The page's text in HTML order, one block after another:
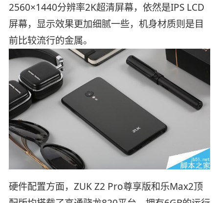
2560×1440分辨率2K超清屏幕，依然是IPS LCD
屏幕，显示效果更加细腻一些，机身材质则是目
前比较流行的金属。
硬件配置方面，ZUK Z2 Pro尊享版和乐Max2顶